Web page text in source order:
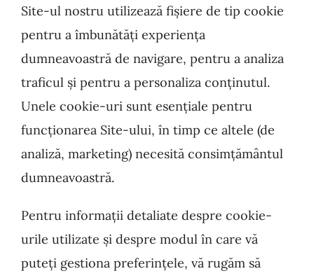
Site-ul nostru utilizează fișiere de tip cookie
pentru a îmbunătăți experiența
dumneavoastră de navigare, pentru a analiza
traficul și pentru a personaliza conținutul.
Unele cookie-uri sunt esențiale pentru
funcționarea Site-ului, în timp ce altele (de
analiză, marketing) necesită consimțământul
dumneavoastră.
Pentru informații detaliate despre cookie-
urile utilizate și despre modul în care vă
puteți gestiona preferințele, vă rugăm să